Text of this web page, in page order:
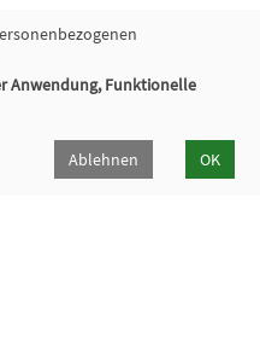
Anwendung, Funktionelle
Ablehnen OK